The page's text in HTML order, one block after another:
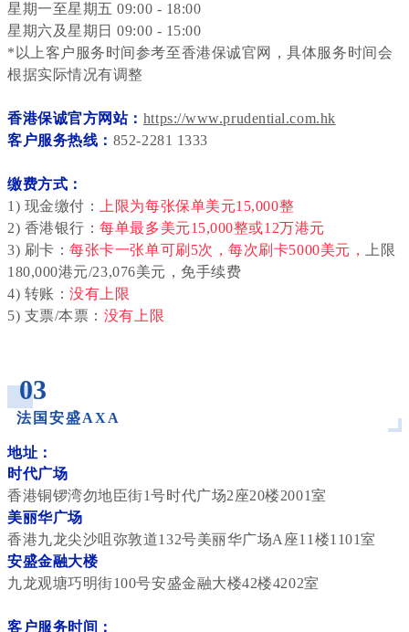
星期一至星期五 09:00 - 18:00
星期六及星期日 09:00 - 15:00
*以上客户服务时间参考至香港保诚官网，具体服务时间会
根据实际情况有调整
香港保诚官方网站： https://www.prudential.com.hk
客户服务热线： 852-2281 1333
缴费方式：
1) 现金缴付：
上限为每张保单美元15,000整
2) 香港银行：每单最多美元15,000整或12万港元
3) 刷卡：每张卡一张单可刷5次，每次刷卡5000美元，
上限
180,000港元/23,076美元，免手续费
4) 转账：没有上限
5) 支票/本票： 没有上限
03
法国安盛AXA
地址：
时代广场
香港铜锣湾勿地臣街1号时代广场2座20楼2001室
美丽华广场
香港九龙尖沙咀弥敦道132号美丽华广场A座11楼1101室
安盛金融大楼
九龙观塘巧明街100号安盛金融大楼42楼4202室
客户服务时间：